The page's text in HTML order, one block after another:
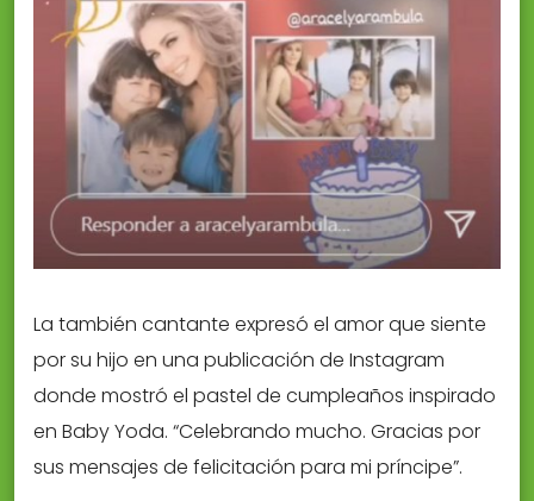
La también cantante expresó el amor que siente
por su hijo en una publicación de Instagram
donde mostró el pastel de cumpleaños inspirado
en Baby Yoda. “Celebrando mucho. Gracias por
sus mensajes de felicitación para mi príncipe”.